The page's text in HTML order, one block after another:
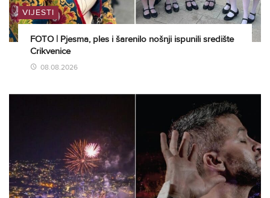
VIJESTI
FOTO | Pjesma, ples i šarenilo nošnji ispunili središte
Crikvenice
08.08.2026